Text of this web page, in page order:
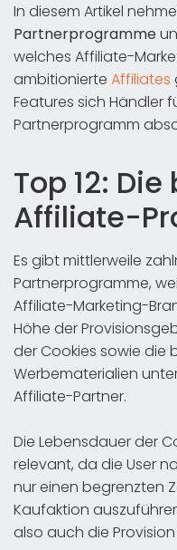
In diesem Artikel
Partnerprogramme
welches Affiliate-
ambitionierte Affiliates
Features sich Händler
Partnerprogramm
Top 12:
Affiliate-
Es gibt mittlerweile
Partnerprogramme,
Affiliate-Marketing-
Höhe der
der Cookies sowie die
Werbematerialien
Affiliate-Partner.
Die Lebensdauer der
relevant, da die User
nur einen begrenzten
Kaufaktion
also auch die